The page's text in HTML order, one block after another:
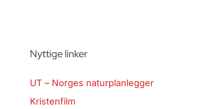
Nyttige linker
UT – Norges naturplanlegger
Kristenfilm